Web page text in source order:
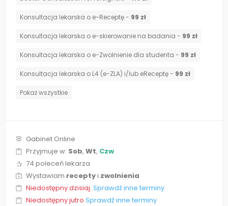
Konsultacja lekarska o e-Receptę - 99 zł
Konsultacja lekarska o e-skierowanie na badania - 99 zł
Konsultacja lekarska o e-Zwolnienie dla studenta - 99 zł
Konsultacja lekarska o L4 (e-ZLA) i/lub eReceptę - 99 zł
Pokaż wszystkie
Gabinet Online
Przyjmuje w: Sob, Wt, Czw
74 poleceń lekarza
Wystawiam receptyi zwolnienia
Niedostępny dzisiaj. Sprawdź inne terminy
Niedostępny jutro Sprawdź inne terminy